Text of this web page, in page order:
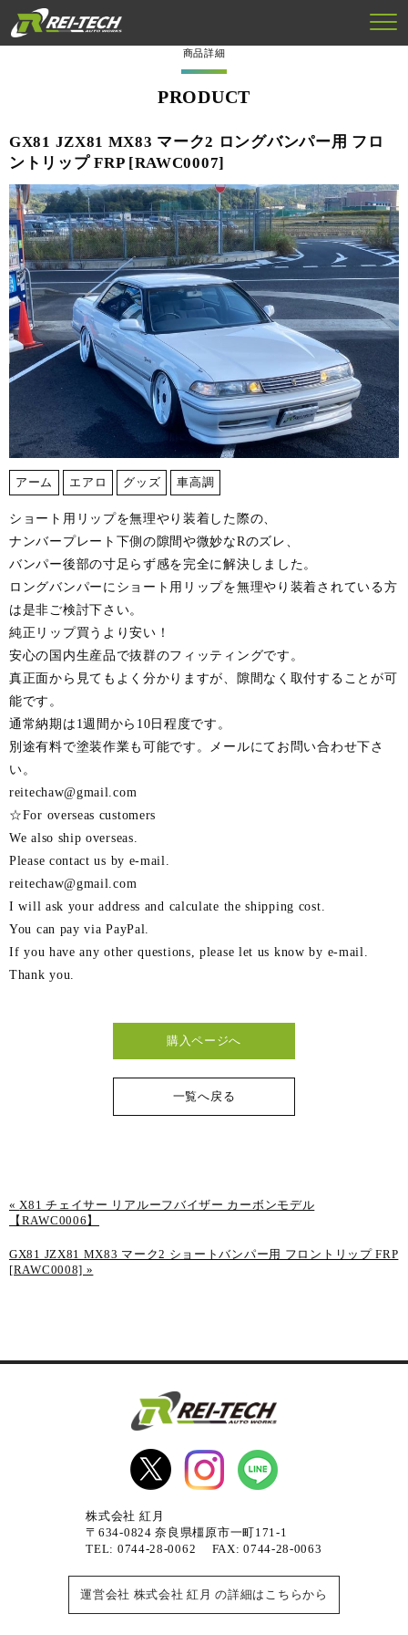
商品詳細
PRODUCT
GX81 JZX81 MX83 マーク2 ロングバンパー用 フロ
ントリップ FRP [RAWC0007]
アーム エアロ グッズ 車高調
ショート用リップを無理やり装着した際の、
ナンバープレート下側の隙間や微妙なRのズレ、
バンパー後部の寸足らず感を完全に解決しました。
ロングバンパーにショート用リップを無理やり装着されている方
は是非ご検討下さい。
純正リップ買うより安い！
安心の国内生産品で抜群のフィッティングです。
真正面から見てもよく分かりますが、隙間なく取付することが可
能です。
通常納期は1週間から10日程度です。
別途有料で塗装作業も可能です。メールにてお問い合わせ下さ
い。
reitechaw@gmail.com
☆For overseas customers
We also ship overseas.
Please contact us by e-mail.
reitechaw@gmail.com
I will ask your address and calculate the shipping cost.
You can pay via PayPal.
If you have any other questions, please let us know by e-mail.
Thank you.
購入ページへ
一覧へ戻る
«X81 チェイサー リアルーフバイザー カーボンモデル
【RAWC0006】
GX81 JZX81 MX83 マーク2 ショートバンパー用 フロントリップ FRP
[RAWC0008] »
株式会社 紅月
〒634-0824 奈良県橿原市一町171-1
TEL: 0744-28-0062 FAX: 0744-28-0063
運営会社 株式会社 紅月 の詳細はこちらから